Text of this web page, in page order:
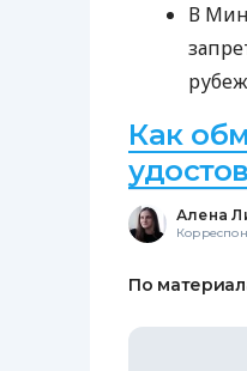
В
Как
Алена
По